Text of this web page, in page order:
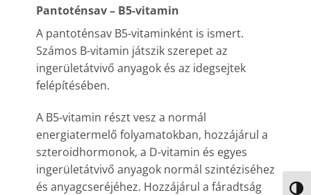
Pantoténsav – B5-vitamin
A pantoténsav B5-vitaminként is ismert.
Számos B-vitamin játszik szerepet az
ingerületátvivő anyagok és az idegsejtek
felépítésében.
A B5-vitamin részt vesz a normál
energiatermelő folyamatokban, hozzájárul a
szteroidhormonok, a D-vitamin és egyes
ingerületátvivő anyagok normál szintéziséhez
és anyagcseréjéhez. Hozzájárul a fáradtság